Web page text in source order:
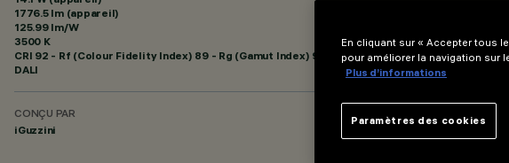
1776.5 lm (appareil)
125.99 lm/W
3500 K
CRI 92 - Rf (Colour Fidelity Index) 89 - Rg (Gamut Index) 95
DALI
CONÇU PAR
iGuzzini
En cliquant sur « Accepter tous
pour améliorer la navigation sur
Plus d’informations
Paramètres des cookies